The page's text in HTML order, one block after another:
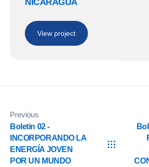
View project
Previous
Boletin 02 -
INCORPORANDO LA
ENERGÍA JOVEN
POR UN MUNDO